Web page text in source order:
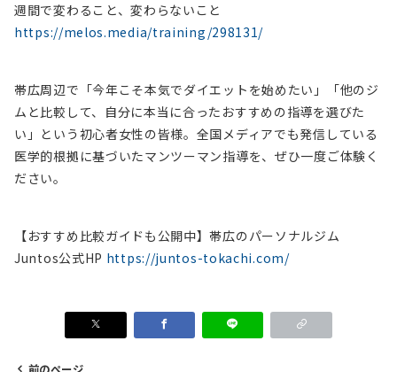
週間で変わること、変わらないこと
https://melos.media/training/298131/
帯広周辺で「今年こそ本気でダイエットを始めたい」「他のジ
ムと比較して、自分に本当に合ったおすすめの指導を選びた
い」という初心者女性の皆様。全国メディアでも発信している
医学的根拠に基づいたマンツーマン指導を、ぜひ一度ご体験く
ださい。
【おすすめ比較ガイドも公開中】帯広のパーソナルジム
Juntos公式HP https://juntos-tokachi.com/